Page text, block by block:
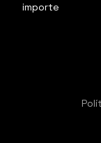
importe